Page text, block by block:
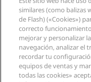
Nuevos hoteles y
Aplicación de
Hoteles Sports Approved
Hoteles ideales para
Salud y seguridad
Radisson Hotel Group
Medios
Empleos en RHG
Empleos en PPHE
Empleos en EHL
The Club by RHG
Oportunidades de
Información legal
Centro de privacidad
Aviso legal
Términos y
Acuerdo de uso del
Accesibilidad digital
Ayuda
Avisos al consumidor
Contacto
Preguntas frecuentes
Redes sociales
similares (como balizas
de Flash) («Cookies»)
correcto
mejorar y personalizar
navegación, analizar el
recordar tu
equipos de ventas y
todas las cookies»